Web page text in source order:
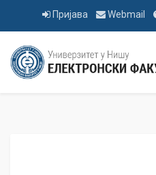
Пријава Webmail